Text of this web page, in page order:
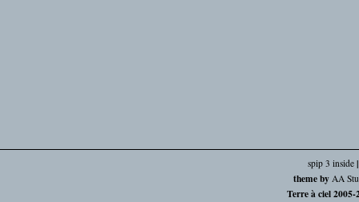
spip 3 inside
theme by AA
Terre à ciel